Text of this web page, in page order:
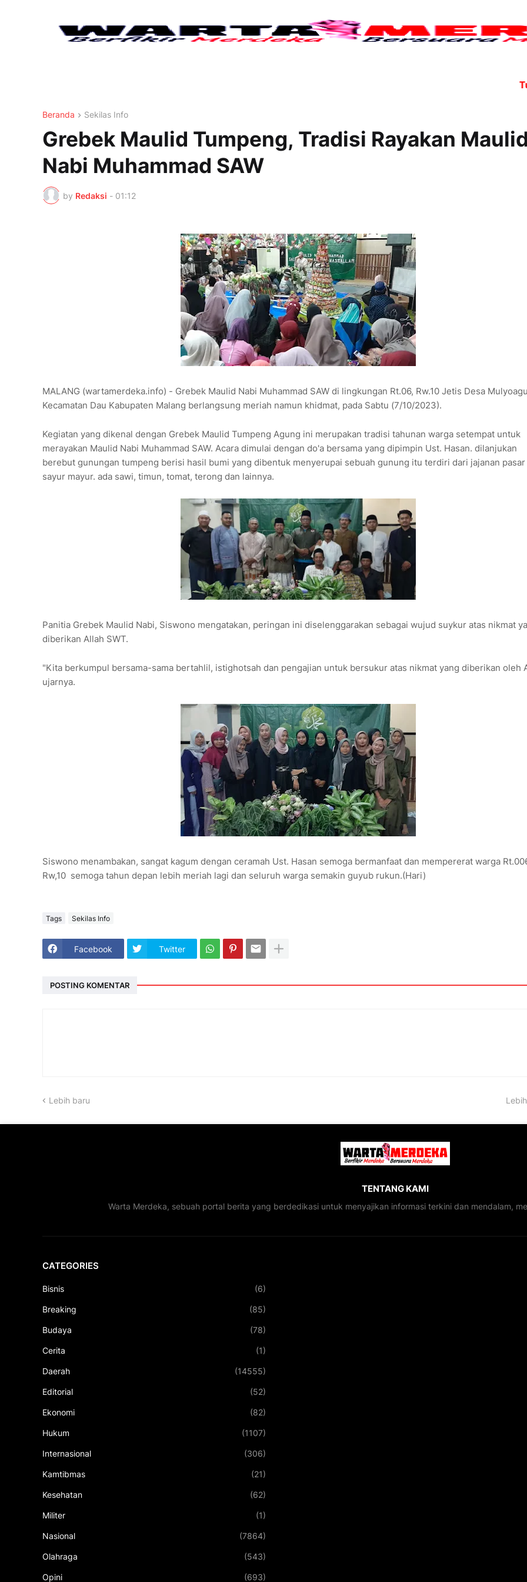
Tujuh
Beranda Sekilas Info
Grebek Maulid Tumpeng, Tradisi Rayakan
Nabi Muhammad SAW
by Redaksi - 01:12
MALANG (wartamerdeka.info) - Grebek Maulid Nabi Muhammad SAW di lingkungan Rt.06, Rw.10 Jetis Desa
Kecamatan Dau Kabupaten Malang berlangsung meriah namun khidmat, pada Sabtu (7/10/2023).
Kegiatan yang dikenal dengan Grebek Maulid Tumpeng Agung ini merupakan tradisi tahunan warga setempat untuk
merayakan Maulid Nabi Muhammad SAW. Acara dimulai dengan do'a bersama yang dipimpin Ust. Hasan. dilanjukan
berebut gunungan tumpeng berisi hasil bumi yang dibentuk menyerupai sebuah gunung itu terdiri dari jajanan pasar
sayur mayur. ada sawi, timun, tomat, terong dan lainnya.
Panitia Grebek Maulid Nabi, Siswono mengatakan, peringan ini diselenggarakan sebagai wujud suykur atas nikmat
diberikan Allah SWT.
"Kita berkumpul bersama-sama bertahlil, istighotsah dan pengajian untuk bersukur atas nikmat yang diberikan oleh
ujarnya.
Siswono menambakan, sangat kagum dengan ceramah Ust. Hasan semoga bermanfaat dan mempererat warga
Rw,10 semoga tahun depan lebih meriah lagi dan seluruh warga semakin guyub rukun.(Hari)
Tags Sekilas Info
Facebook Twitter
POSTING KOMENTAR
Lebih baru
TENTANG KAMI
Warta Merdeka, sebuah portal berita yang berdedikasi untuk menyajikan informasi terkini dan mendalam,
CATEGORIES
Bisnis (6)
Breaking (85)
Budaya (78)
Cerita (1)
Daerah (14555)
Editorial (52)
Ekonomi (82)
Hukum (1107)
Internasional (306)
Kamtibmas (21)
Kesehatan (62)
Militer (1)
Nasional (7864)
Olahraga (543)
Opini (693)